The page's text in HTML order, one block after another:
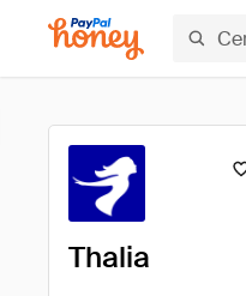
Thalia